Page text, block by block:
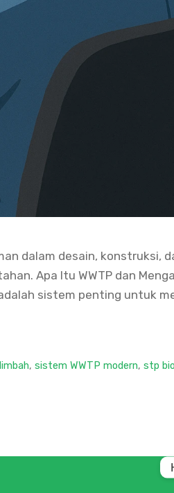
dalam desain, konstruksi,
Apa Itu WWTP dan
sistem penting untuk
,sistem WWTP modern,stp